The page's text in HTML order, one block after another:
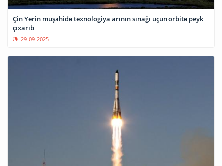
Çin Yerin müşahidə texnologiyalarının sınağı üçün orbitə peyk
çıxarıb
29-09-2025